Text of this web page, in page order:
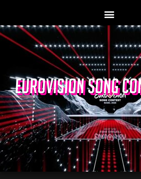
EUROVISION SONG